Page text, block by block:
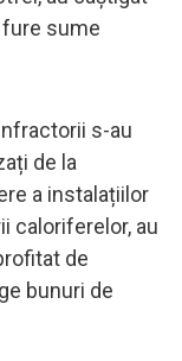
sume
s-au
de la
a instalațiilor
caloriferelor, au
de
bunuri de